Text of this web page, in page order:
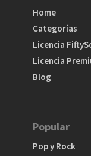
Home
Categorías
Licencia
Licencia
Blog
Popular
Pop y Rock